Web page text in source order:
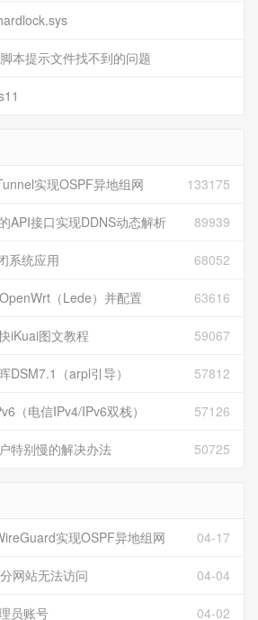
本提示文件找不到的问题
133175
实现OSPF异地组网
89939
API接口实现DDNS动态解析
68052
系统应用
63616
（Lede）并配置
59067
iKuai图文教程
57812
DSM7.1（arpl引导）
57126
（电信IPv4/IPv6双栈）
50725
特别慢的解决办法
04-17
实现OSPF异地组网
04-04
网站无法访问
04-02
员账号